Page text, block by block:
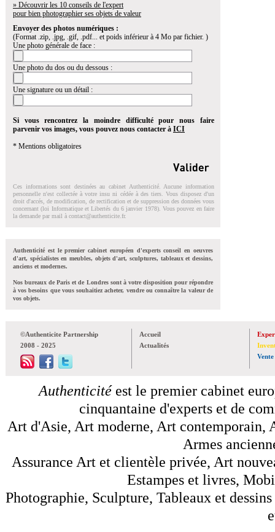
» Découvrir les 10 conseils de l'expert
pour bien photographier ses objets de valeur
Envoyer des photos numériques :
(Format .zip, .jpg, .gif, .pdf... et poids inférieur à 4 Mo par fichier. )
Une photo générale de face :
Une photo du dos ou du dessous :
Une signature ou un détail :
Si vous rencontrez la moindre difficulté pour nous faire
parvenir vos images, vous pouvez nous contacter à ICI
* Mentions obligatoires
Ces informations sont destinées au cabinet Authenticité. Aucune information
personnelle n'est collectée à votre insu ni cédée à des tiers. Vous disposez d'un
droit d'accés, de modification, de rectification et de suppression des données vous
concernant (loi Informatique et Libertés du 6 janvier 1978). Vous pouvez en faire
la demande par mail à contact@authenticite.fr.
Authenticité est le premier cabinet européen d'experts conseil en oeuvres
d'art, spécialistes en meubles, objets d'art, sculptures, tableaux et dessins,
anciens et modernes.
Nos bureaux de Paris et de Londres sont à votre disposition pour répondre
à vos besoins que vous souhaitiez acheter, vendre ou connaître la valeur de
vos objets.
©Authenticite Partnership
2008 - 2025
Accueil
Actualités
Vente
Authenticitéest le premier cabinet
cinquantaine d'experts et de
Art d'Asie, Art moderne, Art contemporain,
Armes
Assurance Art et clientèle privée, Art
Estampes et livres,
Photographie, Sculpture, Tableaux et